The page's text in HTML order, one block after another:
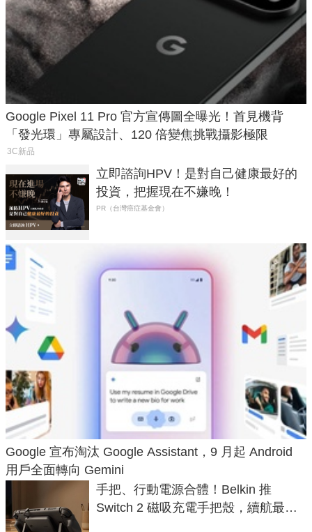
Google Pixel 11 Pro 官方宣傳圖全曝光！首見機背
「發光環」專屬設計、120 倍變焦挑戰攝影極限
3C新品
立即諮詢HPV！是對自己健康最好的
投資，把握現在不嫌晚！
PR（台灣癌症基金會）
Google 宣布淘汰 Google Assistant，9 月起 Android
用戶全面轉向 Gemini
手把、行動電源合體！Belkin 推
Switch 2 磁吸充電手把殼，續航最高